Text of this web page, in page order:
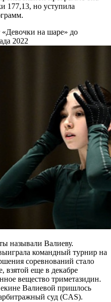
177,13, но уступила
на шаре» до
2022
называли Валиеву.
командный турнир на
соревнований стало
взятой еще в декабре
вещество триметазидин.
Валиевой пришлось
суд (CAS).